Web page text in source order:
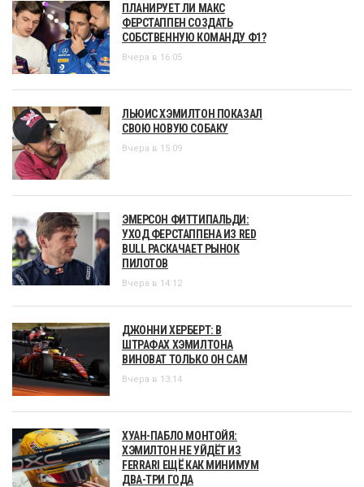
ПЛАНИРУЕТ ЛИ МАКС
ФЕРСТАППЕН СОЗДАТЬ
СОБСТВЕННУЮ КОМАНДУ Ф1?
Вчера в 16:05
ЛЬЮИС ХЭМИЛТОН ПОКАЗАЛ
СВОЮ НОВУЮ СОБАКУ
Вчера в 15:09
ЭМЕРСОН ФИТТИПАЛЬДИ:
УХОД ФЕРСТАППЕНА ИЗ RED
BULL РАСКАЧАЕТ РЫНОК
ПИЛОТОВ
Вчера в 14:12
ДЖОННИ ХЕРБЕРТ: В
ШТРАФАХ ХЭМИЛТОНА
ВИНОВАТ ТОЛЬКО ОН САМ
Вчера в 13:14
ХУАН-ПАБЛО МОНТОЙЯ:
ХЭМИЛТОН НЕ УЙДЁТ ИЗ
FERRARI ЕЩЁ КАК МИНИМУМ
ДВА-ТРИ ГОДА